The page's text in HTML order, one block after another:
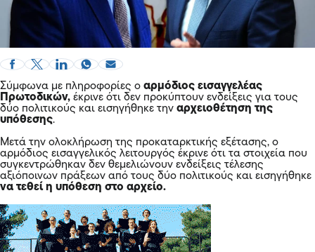
Σύμφωνα με πληροφορίες ο αρμόδιος εισαγγελέας
Πρωτοδικών, έκρινε ότι δεν προκύπτουν ενδείξεις για τους
δύο πολιτικούς και εισηγήθηκε την αρχειοθέτηση της
υπόθεσης.
Μετά την ολοκλήρωση της προκαταρκτικής εξέτασης, ο
αρμόδιος εισαγγελικός λειτουργός έκρινε ότι τα στοιχεία που
συγκεντρώθηκαν δεν θεμελιώνουν ενδείξεις τέλεσης
αξιόποινων πράξεων από τους δύο πολιτικούς και εισηγήθηκε
να τεθεί η υπόθεση στο αρχείο.